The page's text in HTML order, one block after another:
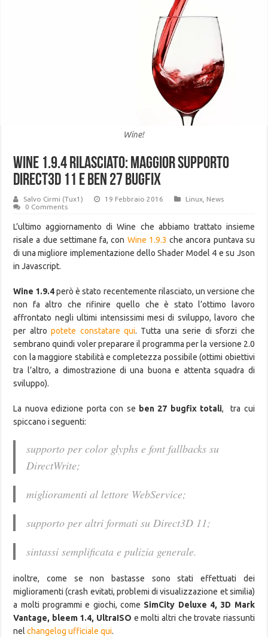
Wine!
Wine 1.9.4 rilasciato: maggior supporto
Direct3D 11 e ben 27 bugfix
Salvo Cirmi (Tux1) 19 Febbraio 2016 Linux News
0 Comments
L’ultimo aggiornamento di Wine che abbiamo trattato insieme
risale a due settimane fa, con Wine 1.9.3 che ancora puntava su
di una migliore implementazione dello Shader Model 4 e su Json
in Javascript.
Wine 1.9.4però è stato recentemente rilasciato, un versione che
non fa altro che rifinire quello che è stato l’ottimo lavoro
affrontato negli ultimi intensissimi mesi di sviluppo, lavoro che
per altropotete constatare qui. Tutta una serie di sforzi che
sembrano quindi voler preparare il programma per la versione 2.0
con la maggiore stabilità e completezza possibile (ottimi obiettivi
tra l’altro, a dimostrazione di una buona e attenta squadra di
sviluppo).
La nuova edizione porta con se ben 27 bugfix totali, tra cui
spiccano i seguenti:
supporto per color glyphs e font fallbacks su
DirectWrite;
miglioramenti al lettore WebService;
supporto per altri formati su Direct3D 11;
sintassi semplificata e pulizia generale.
inoltre, come se non bastasse sono stati effettuati dei
miglioramenti (crash evitati, problemi di visualizzazione et similia)
a molti programmi e giochi, come SimCity Deluxe 4, 3D Mark
Vantage, bleem 1.4, UltraISO e molti altri che trovate riassunti
nelchangelog ufficiale qui.